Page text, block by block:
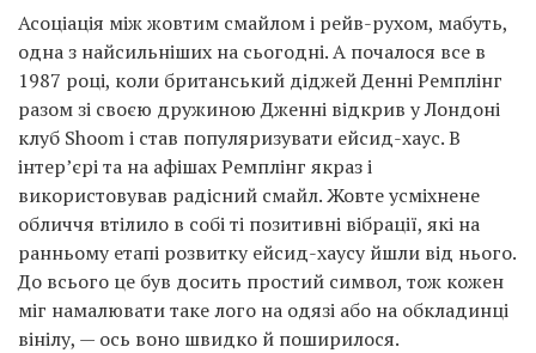
Асоціація між жовтим смайлом і рейв-рухом, мабуть,
одна з найсильніших на сьогодні. А почалося все в
1987 році, коли британський діджей Денні Ремплінг
разом зі своєю дружиною Дженні відкрив у Лондоні
клуб Shoom і став популяризувати ейсид-хаус. В
інтер’єрі та на афішах Ремплінг якраз і
використовував радісний смайл. Жовте усміхнене
обличчя втілило в собі ті позитивні вібрації, які на
ранньому етапі розвитку ейсид-хаусу йшли від нього.
До всього це був досить простий символ, тож кожен
міг намалювати таке лого на одязі або на обкладинці
вінілу, — ось воно швидко й поширилося.